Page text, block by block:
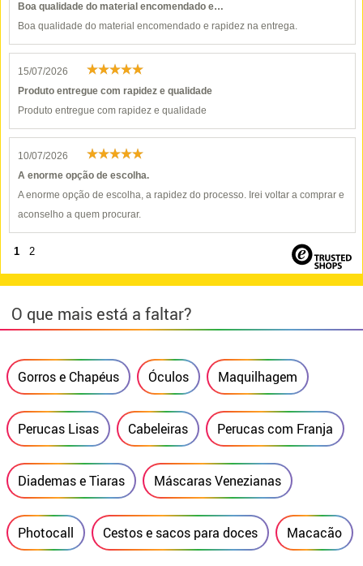
Boa qualidade do material encomendado e…
Boa qualidade do material encomendado e rapidez na entrega.
15/07/2026
Produto entregue com rapidez e qualidade
Produto entregue com rapidez e qualidade
10/07/2026
A enorme opção de escolha.
A enorme opção de escolha, a rapidez do processo. Irei voltar a comprar e
aconselho a quem procurar.
1 2
O que mais está a faltar?
Gorros e Chapéus Óculos Maquilhagem
Perucas Lisas Cabeleiras Perucas com Franja
Diademas e Tiaras Máscaras Venezianas
Photocall Cestos e sacos para doces Macacão